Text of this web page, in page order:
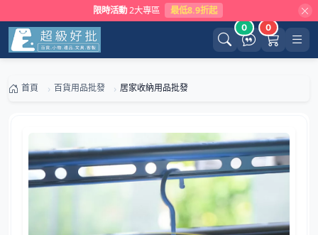
限時活動 2大專區 最低8.9折起
0 0
首頁 百貨用品批發 居家收納用品批發